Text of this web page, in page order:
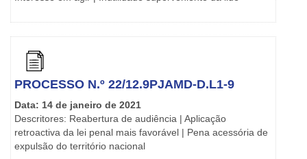
PROCESSO N.º 22/12.9PJAMD-D.L1-9
Data: 14 de janeiro de 2021
Descritores: Reabertura de audiência | Aplicação
retroactiva da lei penal mais favorável | Pena acessória de
expulsão do território nacional